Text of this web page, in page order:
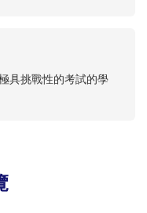
具挑戰性的考試的學